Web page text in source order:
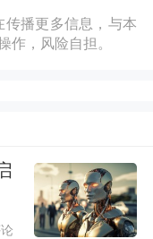
东阿阿胶也
元。
阿胶便下跌
午后，其跌
传播更多信息，与本
作，风险自担。